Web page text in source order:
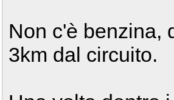
Non c'è benzina,
3km dal circuito.